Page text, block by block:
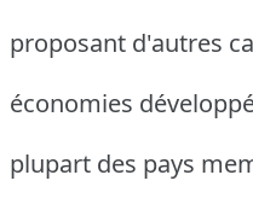
proposant d'autres
économies
plupart des pays